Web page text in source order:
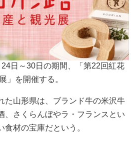
日～30日の期間、「第22回紅花
」を開催する。
山形県は、ブランド牛の米沢牛
、さくらんぼやラ・フランスとい
食材の宝庫だという。